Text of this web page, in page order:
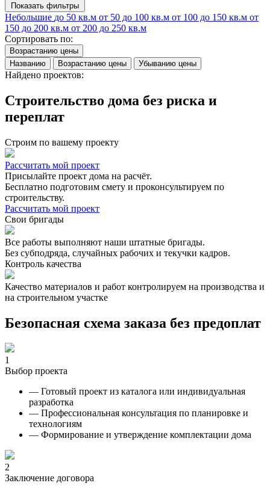
Показать фильтры
Небольшие до 50 кв.м от 50 до 100 кв.м от 100 до 150 кв.м от
150 до 200 кв.м от 200 до 250 кв.м
Сортировать по:
Возрастанию цены
Названию
Возрастанию цены Убыванию цены
Найдено проектов:
Строительство дома без риска и
переплат
Строим по вашему проекту
Рассчитать мой проект
Присылайте проект дома на расчёт.
Бесплатно подготовим смету и проконсультируем по
строительству.
Рассчитать мой проект
Свои бригады
Все работы выполняют наши штатные бригады.
Без субподряда, случайных рабочих и текучки кадров.
Контроль качества
Качество материалов и работ контролируем на производства и
на строительном участке
Безопасная схема заказа без предоплат
1
Выбор проекта
— Готовый проект из каталога или индивидуальная
разработка
— Профессиональная консультация по планировке и
технологиям
— Формирование и утверждение комплектации дома
2
Заключение договора